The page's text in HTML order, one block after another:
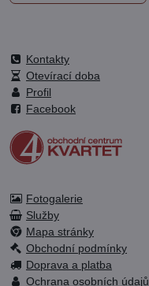
Kontakty
Otevírací doba
Profil
Facebook
Fotogalerie
Služby
Mapa stránky
Obchodní podmínky
Doprava a platba
Ochrana osobních údajů